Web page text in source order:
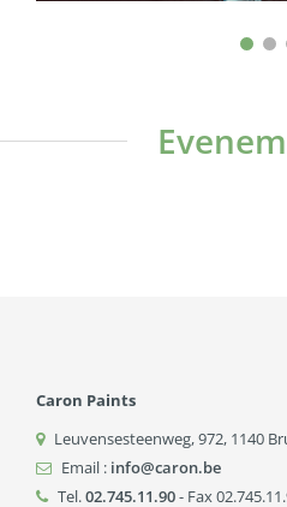
Meerdere keren per jaar
commerciële
merken naartoe. Ze
Caron Paints
Leuvensesteenweg, 972, 1140
Email : info@caron.be
Tel.02.745.11.90- Fax